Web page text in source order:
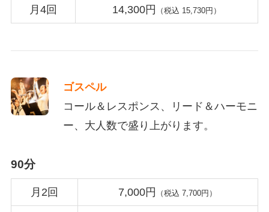
月4回 14,300円 （税込 15,730円）
ゴスペル
コール＆レスポンス、リード＆ハーモニ
ー、大人数で盛り上がります。
90分
月2回 7,000円 （税込 7,700円）